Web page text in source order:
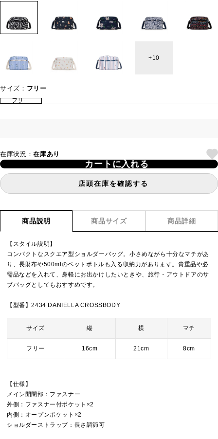
10
サイズ： フリー
フリー
在庫状況：在庫あり
カートに入れる
店頭在庫を確認する
商品説明 商品サイズ 商品詳細
【スタイル説明】
コンパクトなスクエア型ショルダーバッグ。小さめながら十分なマチがあ
り、長財布や500mlのペットボトルも入る収納力があります。貴重品や必
需品などを入れて、身軽にお出かけしたいときや、旅行・アウトドアのサ
ブバッグとしてもおすすめです。
【型番】2434 DANIELLA CROSSBODY
サイズ 縦 横 マチ
フリー 16cm 21cm 8cm
【仕様】
メイン開閉部：ファスナー
外側：ファスナー付ポケット×2
内側：オープンポケット×2
ショルダーストラップ：長さ調節可